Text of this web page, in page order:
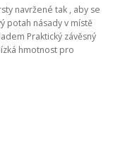
navržené tak , aby se
potah násady v místě
Praktický závěsný
hmotnost pro